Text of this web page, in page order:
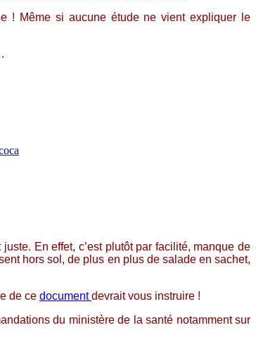
! Même si aucune étude ne vient expliquer le
En effet, c’est plutôt par facilité, manque de
hors sol, de plus en plus de salade en sachet,
de ce documentdevrait vous instruire !
du ministère de la santé notamment sur